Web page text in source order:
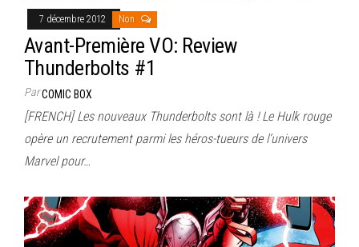
7 décembre 2012 Non
Avant-Première VO: Review
Thunderbolts #1
ParCOMIC BOX
[FRENCH] Les nouveaux Thunderbolts sont là ! Le Hulk rouge
opère un recrutement parmi les héros-tueurs de l’univers
Marvel pour…